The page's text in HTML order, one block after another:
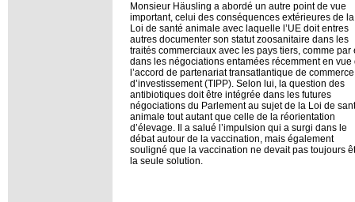
Monsieur Häusling a abordé un autre point de vue
important, celui des conséquences extérieures de la
Loi de santé animale avec laquelle l’UE doit entres
autres documenter son statut zoosanitaire dans les
traités commerciaux avec les pays tiers, comme par
dans les négociations entamées récemment en vue
l’accord de partenariat transatlantique de
d’investissement (TIPP). Selon lui, la question des
antibiotiques doit être intégrée dans les futures
négociations du Parlement au sujet de la Loi de
animale tout autant que celle de la réorientation
d’élevage. Il a salué l’impulsion qui a surgi dans le
débat autour de la vaccination, mais également
souligné que la vaccination ne devait pas toujours
la seule solution.